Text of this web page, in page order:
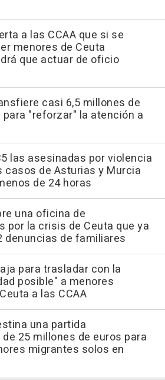
a las CCAA que si se
menores de Ceuta
que actuar de oficio
casi 6,5 millones de
para "reforzar" la atención a
las asesinadas por violencia
casos de Asturias y Murcia
de 24 horas
una oficina de
por la crisis de Ceuta que ya
denuncias de familiares
para trasladar con la
posible" a menores
a las CCAA
una partida
25 millones de euros para
migrantes solos en